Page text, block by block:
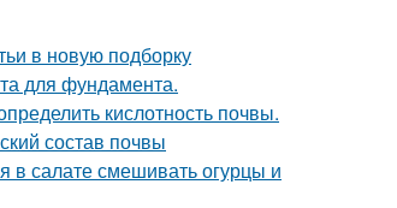
в новую подборку
для фундамента.
кислотность почвы.
состав почвы
в салате смешивать огурцы и